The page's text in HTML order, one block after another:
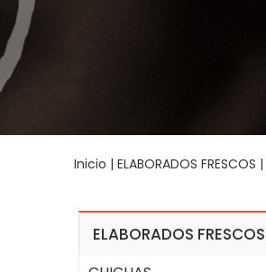
Inicio | ELABORADOS FRESCOS |
ELABORADOS FRESCOS